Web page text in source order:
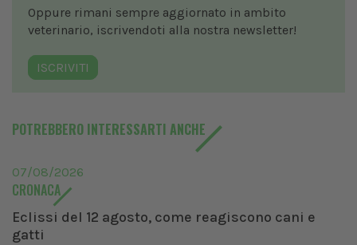
Oppure rimani sempre aggiornato in ambito
veterinario, iscrivendoti alla nostra newsletter!
ISCRIVITI
POTREBBERO INTERESSARTI ANCHE
07/08/2026
CRONACA
Eclissi del 12 agosto, come reagiscono cani e
gatti